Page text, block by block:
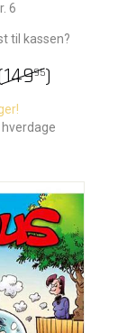
6
til kassen?
14995)